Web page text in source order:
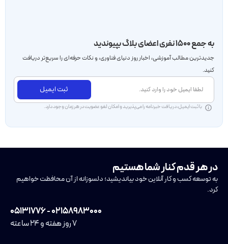
به جمع ۱۵۰۰ نفری اعضای بلاگ بپیوندید
جدید‌ترین مطالب آموزشی، اخبار روز دنیای فناوری، و نکات حرفه‌ای را سریع‌تر دریافت
کنید.
ثبت ایمیل
با ثبت ایمیل، دریافت خبرنامه را می‌پذیرید و امکان لغو عضویت در هر زمان وجود دارد.
در هر قدم کنار شما هستیم
به توسعه کسب و کار آنلاین خود بیاندیشید؛ دلسوزانه از آن محافظت خواهیم
کرد.
۰۲۱۵۸۹۸۳۰۰۰ - ۰۵۱۳۱۷۷۶
۷ روز هفته و ۲۴ ساعته